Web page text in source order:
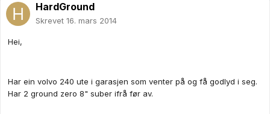
HardGround
Skrevet 16. mars 2014
Hei,
Har ein volvo 240 ute i garasjen som venter på og få godlyd i seg.
Har 2 ground zero 8" suber ifrå før av.